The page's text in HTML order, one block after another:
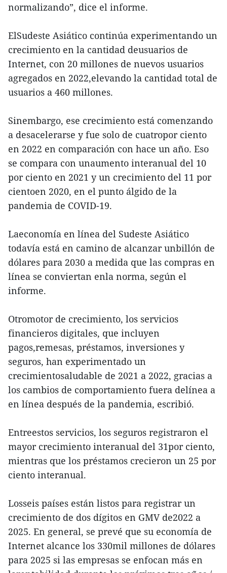
normalizando”, dice el informe.
ElSudeste Asiático continúa experimentando un
crecimiento en la cantidad deusuarios de
Internet, con 20 millones de nuevos usuarios
agregados en 2022,elevando la cantidad total de
usuarios a 460 millones.
Sinembargo, ese crecimiento está comenzando
a desacelerarse y fue solo de cuatropor ciento
en 2022 en comparación con hace un año. Eso
se compara con unaumento interanual del 10
por ciento en 2021 y un crecimiento del 11 por
cientoen 2020, en el punto álgido de la
pandemia de COVID-19.
Laeconomía en línea del Sudeste Asiático
todavía está en camino de alcanzar unbillón de
dólares para 2030 a medida que las compras en
línea se conviertan enla norma, según el
informe.
Otromotor de crecimiento, los servicios
financieros digitales, que incluyen
pagos,remesas, préstamos, inversiones y
seguros, han experimentado un
crecimientosaludable de 2021 a 2022, gracias a
los cambios de comportamiento fuera delínea a
en línea después de la pandemia, escribió.
Entreestos servicios, los seguros registraron el
mayor crecimiento interanual del 31por ciento,
mientras que los préstamos crecieron un 25 por
ciento interanual.
Losseis países están listos para registrar un
crecimiento de dos dígitos en GMV de2022 a
2025. En general, se prevé que su economía de
Internet alcance los 330mil millones de dólares
para 2025 si las empresas se enfocan más en